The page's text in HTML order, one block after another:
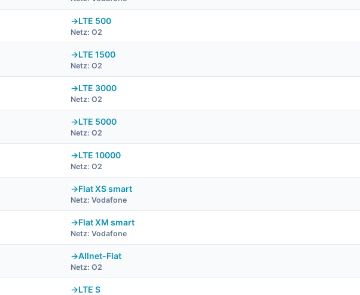
LTE 500
Netz: O2
LTE 1500
Netz: O2
LTE 3000
Netz: O2
LTE 5000
Netz: O2
LTE 10000
Netz: O2
Flat XS smart
Netz: Vodafone
Flat XM smart
Netz: Vodafone
Allnet-Flat
Netz: O2
LTE S